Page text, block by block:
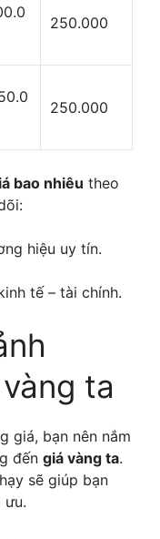
250.000
250.000
bao nhiêu theo
hiệu uy tín.
tế – tài chính.
ta
giá, bạn nên nắm
đến giá vàng ta.
sẽ giúp bạn
ưu.